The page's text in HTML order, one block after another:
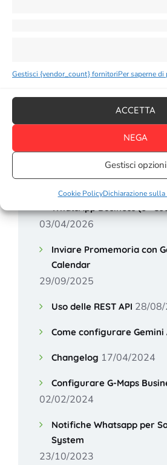
Gestisci {vendor_count} fornitoriPer saperne
ACCETTA
NEGA
Gestisci opzioni
Cookie PolicyDichiarazione sulla
Articoli recenti
Registrazione degli utenti
WhatsApp Business (o
03/04/2026
Inviare Promemoria con
Calendar
29/09/2025
Uso delle REST API 28/
Come configurare Gemini
Changelog 17/04/2024
Configurare G-Maps
02/02/2024
Notifiche Whatsapp per
System
23/10/2023